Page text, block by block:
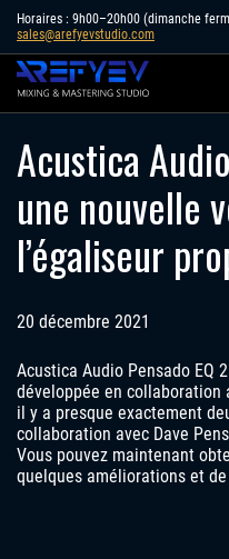
Skip
content
Horaires : 9h00–20h00 (dimanche
sales@arefyevstudio.com
Acustica
une nouvelle
l’égaliseur
20 décembre 2021
Acustica Audio Pensado EQ
développée en collaboration
il y a presque exactement
collaboration avec Dave
Vous pouvez maintenant
quelques améliorations et